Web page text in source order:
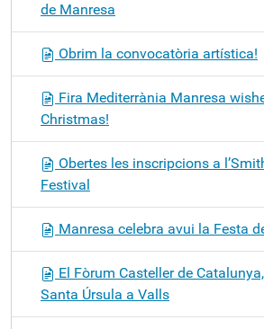
de Manresa
Obrim la convocatòria artística!
Fira Mediterrània Manresa
Christmas!
Obertes les inscripcions a
Festival
Manresa celebra avui la Festa
El Fòrum Casteller de
Santa Úrsula a Valls